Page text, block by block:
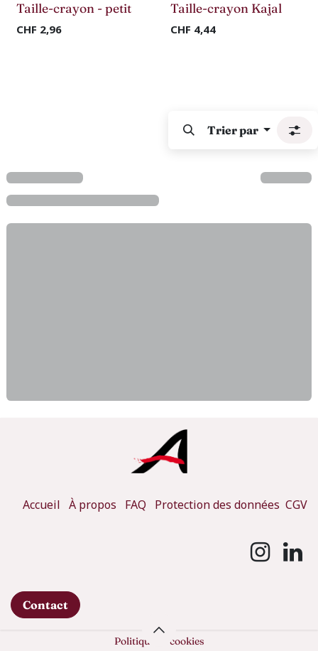
Taille-crayon - petit
CHF 2,96
Taille-crayon Kajal
CHF 4,44
Trier par
Accueil À propos FAQ Protection des données CGV
Contact
Politique de cookies